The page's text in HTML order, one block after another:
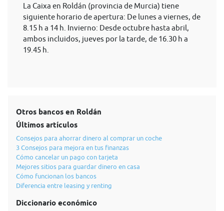
La Caixa en Roldán (provincia de Murcia) tiene
siguiente horario de apertura: De lunes a viernes, de
8.15 h a 14 h. Invierno: Desde octubre hasta abril,
ambos incluidos, jueves por la tarde, de 16.30 h a
19.45 h.
Otros bancos en Roldán
Últimos artículos
Consejos para ahorrar dinero al comprar un coche
3 Consejos para mejora en tus finanzas
Cómo cancelar un pago con tarjeta
Mejores sitios para guardar dinero en casa
Cómo funcionan los bancos
Diferencia entre leasing y renting
Diccionario económico